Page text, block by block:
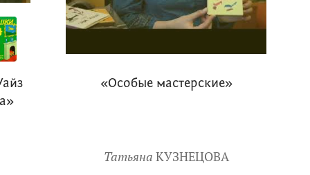
«Особые мастерские»
Татьяна КУЗНЕЦОВА